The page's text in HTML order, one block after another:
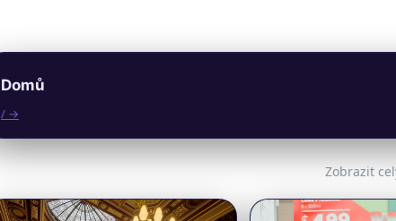
Domů
/ →
Zobrazit